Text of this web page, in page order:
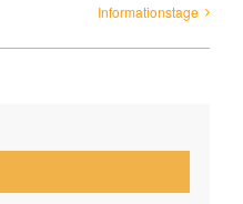
Informationstage